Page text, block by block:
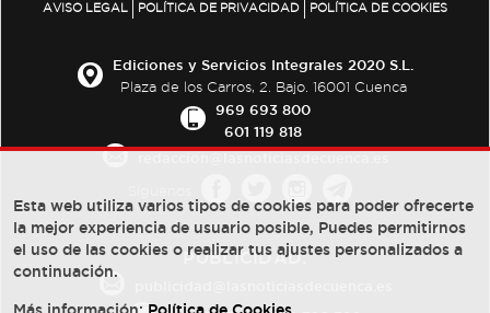
AVISO LEGAL POLÍTICA DE PRIVACIDAD POLÍTICA DE COOKIES
Ediciones y Servicios Integrales 2020 S.L.
Plaza de los Carros, 2. Bajo. 16001 Cuenca
969 693 800
601 119 818
PUBLICIDAD:
Esta web utiliza varios tipos de cookies para poder ofrecerte
la mejor experiencia de usuario posible, Puedes permitirnos
el uso de las cookies o realizar tus ajustes personalizados a
continuación.